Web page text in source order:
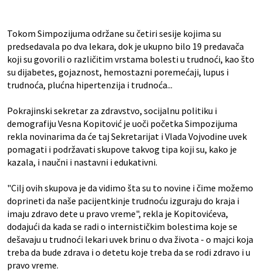
Tokom Simpozijuma održane su četiri sesije kojima su
predsedavala po dva lekara, dok je ukupno bilo 19 predavača
koji su govorili o različitim vrstama bolesti u trudnoći, kao što
su dijabetes, gojaznost, hemostazni poremećaji, lupus i
trudnoća, plućna hipertenzija i trudnoća...
Pokrajinski sekretar za zdravstvo, socijalnu politiku i
demografiju Vesna Kopitović je uoči početka Simpozijuma
rekla novinarima da će taj Sekretarijat i Vlada Vojvodine uvek
pomagati i podržavati skupove takvog tipa koji su, kako je
kazala, i naučni i nastavni i edukativni.
"Cilj ovih skupova je da vidimo šta su to novine i čime možemo
doprineti da naše pacijentkinje trudnoću izguraju do kraja i
imaju zdravo dete u pravo vreme", rekla je Kopitovićeva,
dodajući da kada se radi o internističkim bolestima koje se
dešavaju u trudnoći lekari uvek brinu o dva života - o majci koja
treba da bude zdrava i o detetu koje treba da se rodi zdravo i u
pravo vreme.